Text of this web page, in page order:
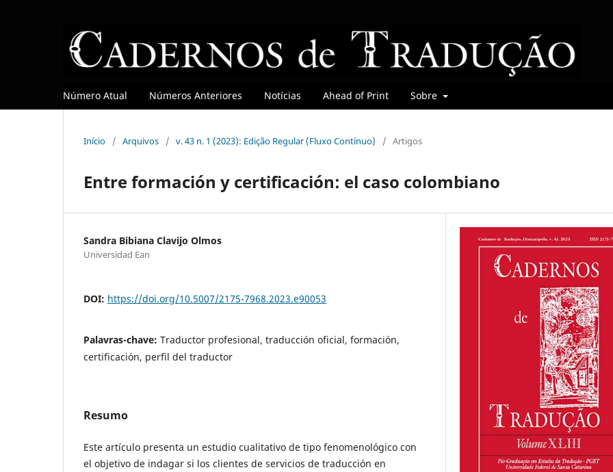
Número Atual Números Anteriores Notícias Ahead of Print Sobre
Início / Arquivos / v. 43 n. 1 (2023): Edição Regular (Fluxo Contínuo) / Artigos
Entre formación y certificación: el caso colombiano
Sandra Bibiana Clavijo Olmos
Universidad Ean
DOI: https://doi.org/10.5007/2175-7968.2023.e90053
Palavras-chave: Traductor profesional, traducción oficial, formación,
certificación, perfil del traductor
Resumo
Este artículo presenta un estudio cualitativo de tipo fenomenológico con
el objetivo de indagar si los clientes de servicios de traducción en